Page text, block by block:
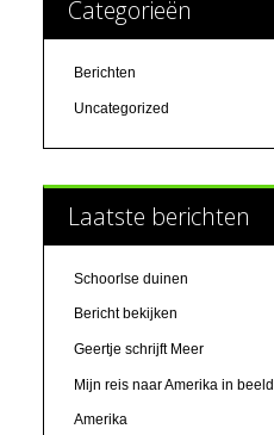
Categorieën
Berichten
Uncategorized
Laatste berichten
Schoorlse duinen
Bericht bekijken
Geertje schrijft Meer
Mijn reis naar Amerika in beeld
Amerika